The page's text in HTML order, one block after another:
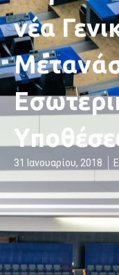
νέα
31 Ιανουαρίου, 2018